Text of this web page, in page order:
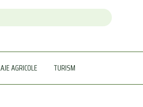
AGRICOLE TURISM